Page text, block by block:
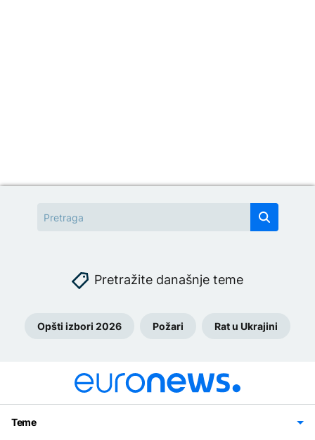
Pretražite današnje teme
Opšti izbori 2026 Požari Rat u Ukrajini
Teme